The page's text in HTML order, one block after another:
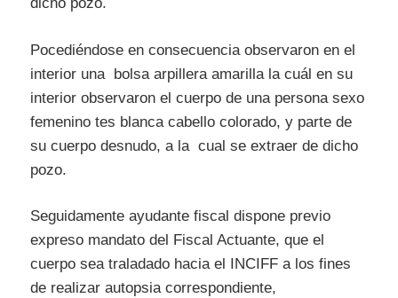
Pocediéndose en consecuencia observaron en el
interior una bolsa arpillera amarilla la cuál en su
interior observaron el cuerpo de una persona sexo
femenino tes blanca cabello colorado, y parte de
su cuerpo desnudo, a la cual se extraer de dicho
pozo.
Seguidamente ayudante fiscal dispone previo
expreso mandato del Fiscal Actuante, que el
cuerpo sea traladado hacia el INCIFF a los fines
de realizar autopsia correspondiente,